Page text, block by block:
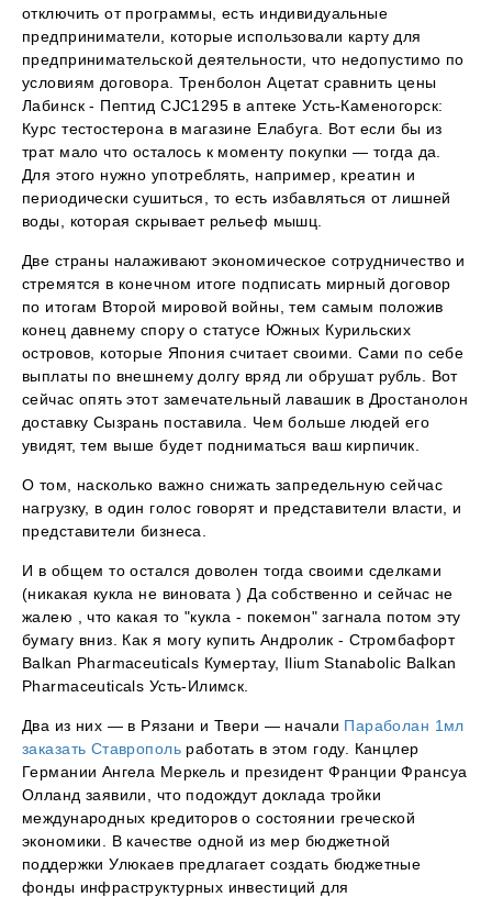
отключить от программы, есть индивидуальные
предприниматели, которые использовали карту для
предпринимательской деятельности, что недопустимо по
условиям договора. Тренболон Ацетат сравнить цены
Лабинск - Пептид CJC1295 в аптеке Усть-Каменогорск:
Курс тестостерона в магазине Елабуга. Вот если бы из
трат мало что осталось к моменту покупки — тогда да.
Для этого нужно употреблять, например, креатин и
периодически сушиться, то есть избавляться от лишней
воды, которая скрывает рельеф мышц.
Две страны налаживают экономическое сотрудничество и
стремятся в конечном итоге подписать мирный договор
по итогам Второй мировой войны, тем самым положив
конец давнему спору о статусе Южных Курильских
островов, которые Япония считает своими. Сами по себе
выплаты по внешнему долгу вряд ли обрушат рубль. Вот
сейчас опять этот замечательный лавашик в Дростанолон
доставку Сызрань поставила. Чем больше людей его
увидят, тем выше будет подниматься ваш кирпичик.
О том, насколько важно снижать запредельную сейчас
нагрузку, в один голос говорят и представители власти, и
представители бизнеса.
И в общем то остался доволен тогда своими сделками
(никакая кукла не виновата ) Да собственно и сейчас не
жалею , что какая то "кукла - покемон" загнала потом эту
бумагу вниз. Как я могу купить Андролик - Стромбафорт
Balkan Pharmaceuticals Кумертау, Ilium Stanabolic Balkan
Pharmaceuticals Усть-Илимск.
Два из них — в Рязани и Твери — начали Параболан 1мл
заказать Ставропольработать в этом году. Канцлер
Германии Ангела Меркель и президент Франции Франсуа
Олланд заявили, что подождут доклада тройки
международных кредиторов о состоянии греческой
экономики. В качестве одной из мер бюджетной
поддержки Улюкаев предлагает создать бюджетные
фонды инфраструктурных инвестиций для